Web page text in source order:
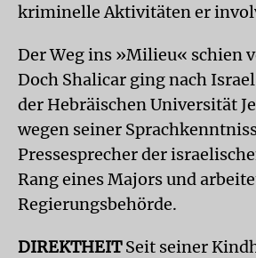
kriminelle Aktivitäten er
Der Weg ins »Milieu« schien
Doch Shalicar ging nach
der Hebräischen Universität
wegen seiner
Pressesprecher der
Rang eines Majors und
Regierungsbehörde.
DIREKTHEITSeit seiner